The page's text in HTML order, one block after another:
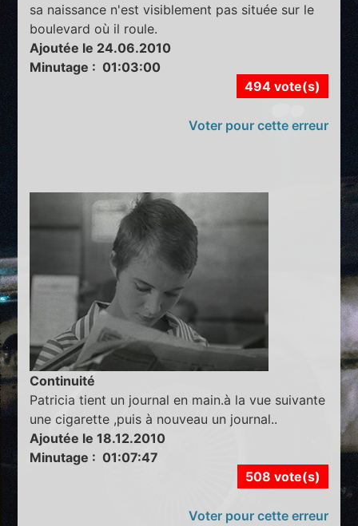
sa naissance n'est visiblement pas située sur le
boulevard où il roule.
Ajoutée le 24.06.2010
Minutage : 01:03:00
494 vote(s)
Voter pour cette erreur
Continuité
Patricia tient un journal en main.à la vue suivante
une cigarette ,puis à nouveau un journal..
Ajoutée le 18.12.2010
Minutage : 01:07:47
508 vote(s)
Voter pour cette erreur